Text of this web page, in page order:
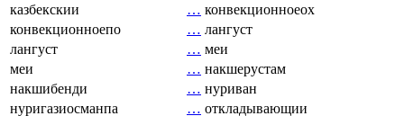
казбекскии
… конвекционноеох
конвекционноепо
… лангуст
лангуст
… меи
меи
… накшерустам
накшибенди
… нуриван
нуригазиосманпа
… откладывающии